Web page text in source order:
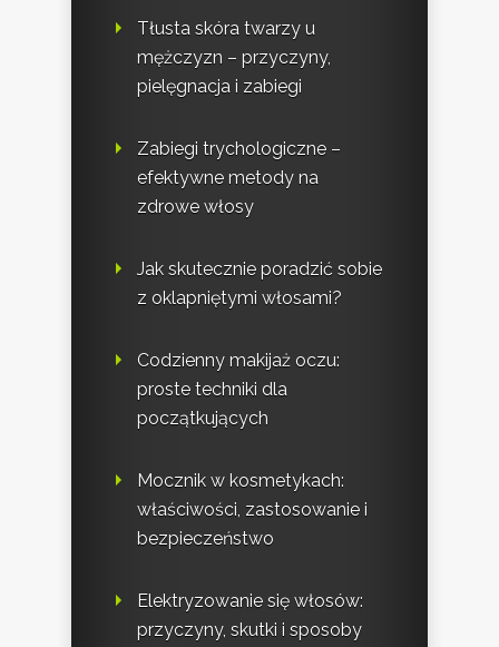
Tłusta skóra twarzy u
mężczyzn – przyczyny,
pielęgnacja i zabiegi
Zabiegi trychologiczne –
efektywne metody na
zdrowe włosy
Jak skutecznie poradzić sobie
z oklapniętymi włosami?
Codzienny makijaż oczu:
proste techniki dla
początkujących
Mocznik w kosmetykach:
właściwości, zastosowanie i
bezpieczeństwo
Elektryzowanie się włosów:
przyczyny, skutki i sposoby